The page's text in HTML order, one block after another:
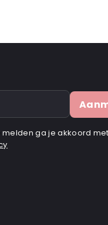
melden ga je akkoord